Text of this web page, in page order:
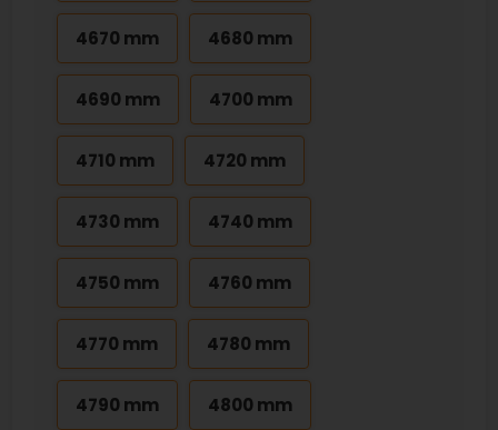
4670 mm 4680 mm
4690 mm 4700 mm
4710 mm 4720 mm
4730 mm 4740 mm
4750 mm 4760 mm
4770 mm 4780 mm
4790 mm 4800 mm